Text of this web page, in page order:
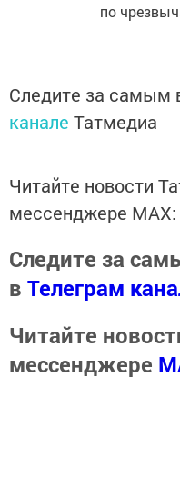
по
Следите за самым
канале Татмедиа
Читайте новости
мессенджере MАХ:
Следите за
в Телеграм
Читайте
мессенджере